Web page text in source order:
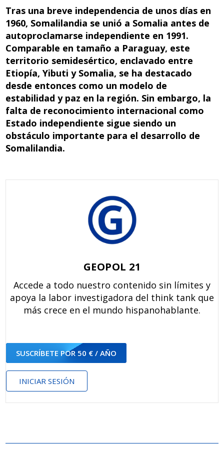
e
b
o
o
k
k
e
dI
n
at
s
A
p
p
d
di
t
t
Tras una breve independencia de unos días en
1960, Somalilandia se unió a Somalia antes de
autoproclamarse independiente en 1991.
Comparable en tamaño a Paraguay, este
territorio semidesértico, enclavado entre
Etiopía, Yibuti y Somalia, se ha destacado
desde entonces como un modelo de
estabilidad y paz en la región. Sin embargo, la
falta de reconocimiento internacional como
Estado independiente sigue siendo un
obstáculo importante para el desarrollo de
Somalilandia.
GEOPOL 21
Accede a todo nuestro contenido sin límites y
apoya la labor investigadora del think tank que
más crece en el mundo hispanohablante.
SUSCRÍBETE POR 50 € / AÑO
INICIAR SESIÓN